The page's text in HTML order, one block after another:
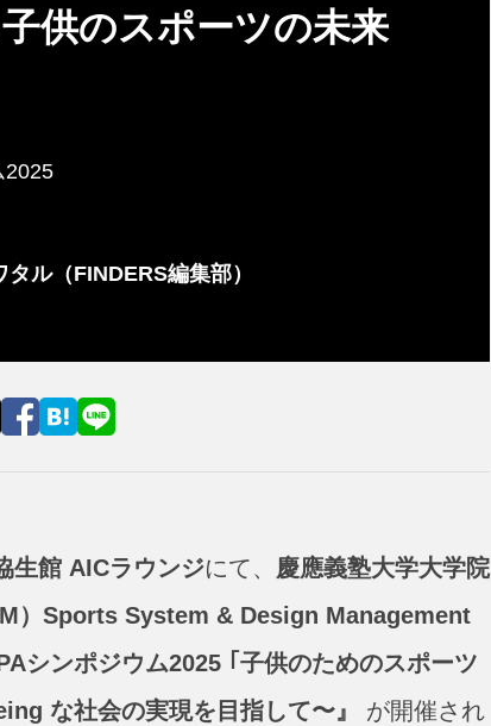
供のスポーツの未来
2025
ル（FINDERS編集部）
生館 AICラウンジにて、 慶應義塾大学大学院
）Sports System & Design Management
シンポジウム2025 ｢子供のためのスポーツ
な社会の実現を目指して〜』 が開催され